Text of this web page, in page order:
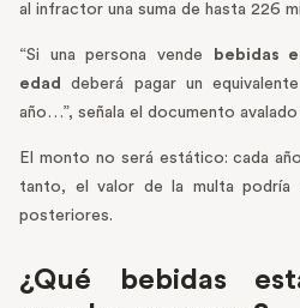
al infractor una suma de hasta 226
“Si una persona vende bebidas
edad
deberá pagar un
año…”, señala el documento avalado
El monto no será estático: cada
tanto, el valor de la multa podría
posteriores.
¿Qué bebidas